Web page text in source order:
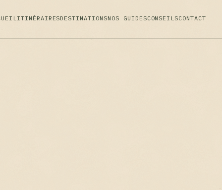
ITINÉRAIRESDESTINATIONSNOS GUIDESCONSEILSCONTACT